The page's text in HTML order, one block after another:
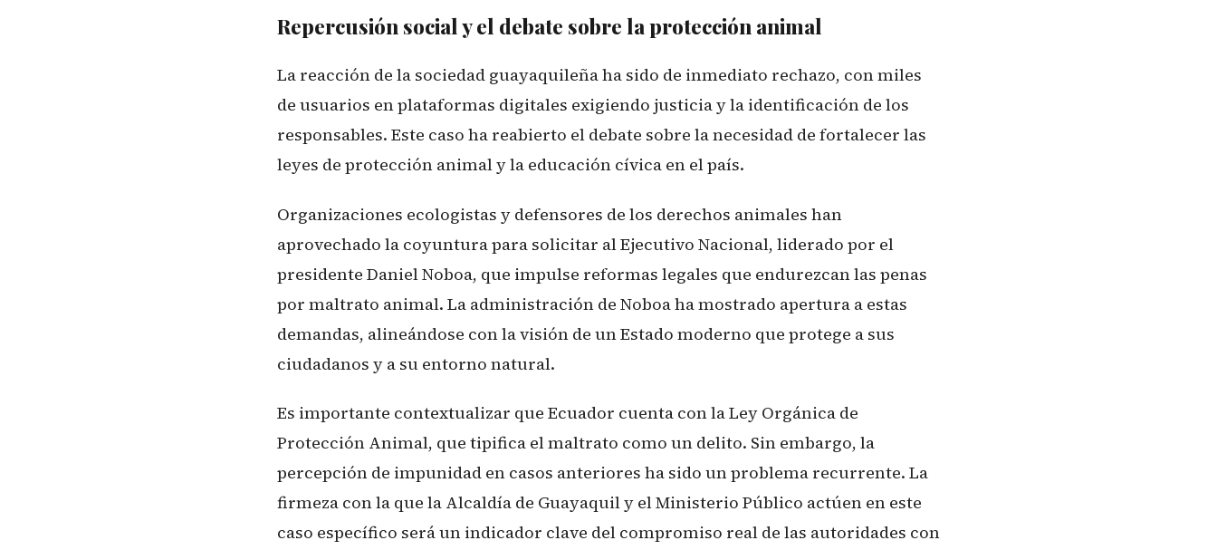
Repercusión social y el debate sobre la protección animal
La reacción de la sociedad guayaquileña ha sido de inmediato rechazo, con miles
de usuarios en plataformas digitales exigiendo justicia y la identificación de los
responsables. Este caso ha reabierto el debate sobre la necesidad de fortalecer las
leyes de protección animal y la educación cívica en el país.
Organizaciones ecologistas y defensores de los derechos animales han
aprovechado la coyuntura para solicitar al Ejecutivo Nacional, liderado por el
presidente Daniel Noboa, que impulse reformas legales que endurezcan las penas
por maltrato animal. La administración de Noboa ha mostrado apertura a estas
demandas, alineándose con la visión de un Estado moderno que protege a sus
ciudadanos y a su entorno natural.
Es importante contextualizar que Ecuador cuenta con la Ley Orgánica de
Protección Animal, que tipifica el maltrato como un delito. Sin embargo, la
percepción de impunidad en casos anteriores ha sido un problema recurrente. La
firmeza con la que la Alcaldía de Guayaquil y el Ministerio Público actúen en este
caso específico será un indicador clave del compromiso real de las autoridades con